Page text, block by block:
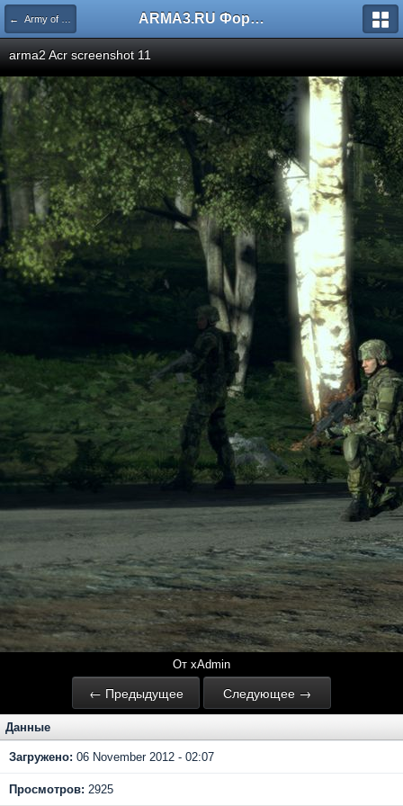
← Army of the Czech Republic ARMA3.RU Форум
arma2 Acr screenshot 11
От xAdmin
← Предыдущее Следующее →
Данные
Загружено: 06 November 2012 - 02:07
Просмотров: 2925